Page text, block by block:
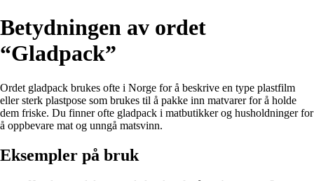
Betydningen av ordet
“Gladpack”
Ordet gladpack brukes ofte i Norge for å beskrive en type plastfilm
eller sterk plastpose som brukes til å pakke inn matvarer for å holde
dem friske. Du finner ofte gladpack i matbutikker og husholdninger for
å oppbevare mat og unngå matsvinn.
Eksempler på bruk